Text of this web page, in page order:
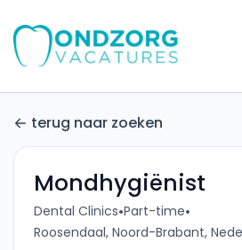
terug naar zoeken
Mondhygiënist
Dental Clinics•Part-time•
Roosendaal, Noord-Brabant,